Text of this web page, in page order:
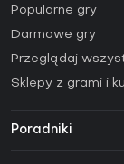
Popularne gry
Darmowe gry
Przeglądaj
Sklepy z grami i
Poradniki